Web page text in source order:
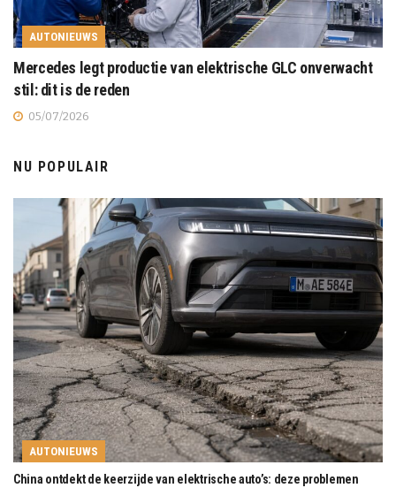
AUTONIEUWS
Mercedes legt productie van elektrische GLC onverwacht
stil: dit is de reden
05/07/2026
NU POPULAIR
AUTONIEUWS
China ontdekt de keerzijde van elektrische auto’s: deze problemen